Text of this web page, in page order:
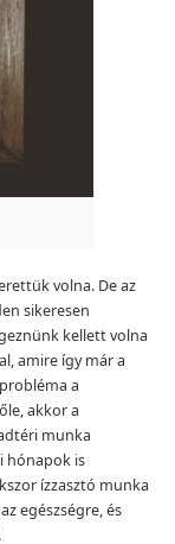
volna. De az
sikeresen
kellett volna
amire így már a
a
akkor a
munka
hónapok is
ízzasztó munka
egészségre, és